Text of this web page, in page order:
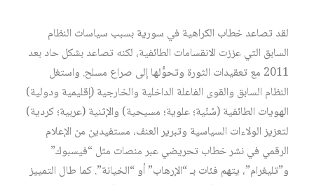
لقد تصاعد خطاب الكراهية في سورية بسبب سياسات النظام
السابق التي عززت الانقسامات الطائفية، لكنه تصاعد بشكل حاد بعد
2011 مع تعقيدات الثورة وتحوُّلها إلى صراع مسلح. واستغل
النظام السابق والقوى الفاعلة الداخلية والخارجية (إقليمية ودولية)
الهويات الطائفية (سُنّية؛ علوية؛ مسيحية) والإثنية (عربية؛ كردية)
لتعزيز الولاءات السياسية وتبرير العنف، مستفيدين من الإعلام
الرقمي في نشر خطاب تحريضي عبر منصات مثل “فيسبوك”
و”تليغرام”، يتهم فئات بـ “الإرهاب” أو “الخيانة”. كما طال التمييز